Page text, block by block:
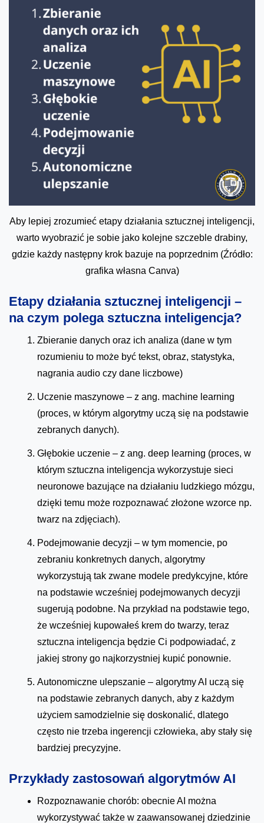
Aby lepiej zrozumieć etapy działania sztucznej inteligencji,
warto wyobrazić je sobie jako kolejne szczeble drabiny,
gdzie każdy następny krok bazuje na poprzednim (Źródło:
grafika własna Canva)
Etapy działania sztucznej inteligencji –
na czym polega sztuczna inteligencja?
Zbieranie danych oraz ich analiza (dane w tym
rozumieniu to może być tekst, obraz, statystyka,
nagrania audio czy dane liczbowe)
Uczenie maszynowe – z ang. machine learning
(proces, w którym algorytmy uczą się na podstawie
zebranych danych).
Głębokie uczenie – z ang. deep learning (proces, w
którym sztuczna inteligencja wykorzystuje sieci
neuronowe bazujące na działaniu ludzkiego mózgu,
dzięki temu może rozpoznawać złożone wzorce np.
twarz na zdjęciach).
Podejmowanie decyzji – w tym momencie, po
zebraniu konkretnych danych, algorytmy
wykorzystują tak zwane modele predykcyjne, które
na podstawie wcześniej podejmowanych decyzji
sugerują podobne. Na przykład na podstawie tego,
że wcześniej kupowałeś krem do twarzy, teraz
sztuczna inteligencja będzie Ci podpowiadać, z
jakiej strony go najkorzystniej kupić ponownie.
Autonomiczne ulepszanie – algorytmy AI uczą się
na podstawie zebranych danych, aby z każdym
użyciem samodzielnie się doskonalić, dlatego
często nie trzeba ingerencji człowieka, aby stały się
bardziej precyzyjne.
Przykłady zastosowań algorytmów AI
Rozpoznawanie chorób: obecnie AI można
wykorzystywać także w zaawansowanej dziedzinie